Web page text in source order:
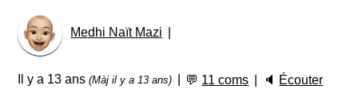
Medhi Naït Mazi
Il y a 13 ans(Màj il y a 13 ans) 💬 11 coms 🔈 Écouter